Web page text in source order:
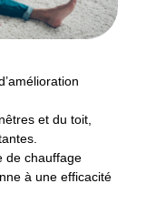
et du toit,
de chauffage
à une efficacité